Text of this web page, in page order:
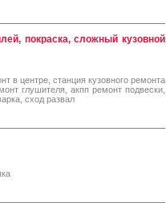
покраска, сложный кузовной
в центре, станция кузовного ремонта
глушителя, акпп ремонт подвески,
сход развал